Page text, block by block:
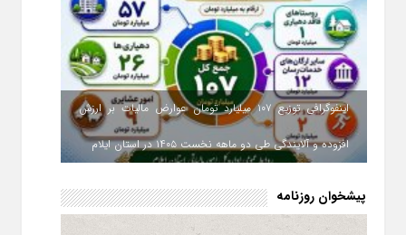
اینفوگرافی توزیع ۱۰۷ میلیارد تومان عوارض مالیات بر ارزش
افزوده و آلایندگی طی دو ماهه نخست ۱۴۰۵ در استان ایلام
پیشخوان روزنامه